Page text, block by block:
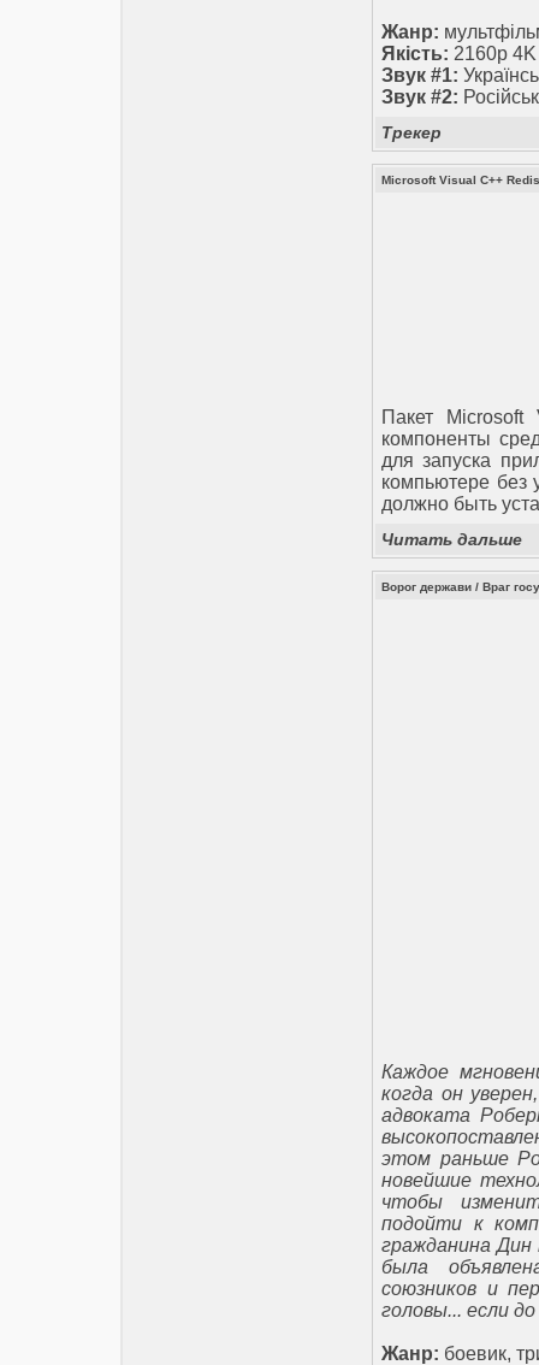
Жанр:
Якість: 2160p
Звук #1:
Звук #2:
Трекер
Microsoft Visual C++
Пакет Microsoft
компоненты
для запуска
компьютере без
должно быть
Читать дальше
Ворог держави / Враг
Каждое
когда он
адвоката
этом раньше
новейшие
чтобы
подойти к
гражданина Дин
была
союзников и
головы... если
Жанр: боевик,